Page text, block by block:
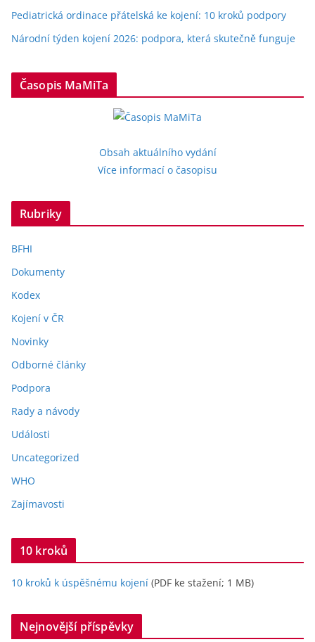
Pediatrická ordinace přátelská ke kojení: 10 kroků podpory
Národní týden kojení 2026: podpora, která skutečně funguje
Časopis MaMiTa
Obsah aktuálního vydání
Více informací o časopisu
Rubriky
BFHI
Dokumenty
Kodex
Kojení v ČR
Novinky
Odborné články
Podpora
Rady a návody
Události
Uncategorized
WHO
Zajímavosti
10 kroků
10 kroků k úspěšnému kojení (PDF ke stažení; 1 MB)
Nejnovější příspěvky